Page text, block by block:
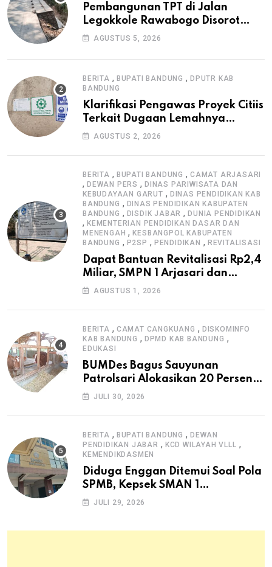
Pembangunan TPT di Jalan
Legokkole Rawabogo Disorot
Warga, Selesai Tanpa Papan
AGUSTUS 5, 2026
BERITA , BUPATI BANDUNG ,DPUTR KAB
BANDUNG
Klarifikasi Pengawas Proyek Citiis
Terkait Dugaan Lemahnya
Pengawasan K3
AGUSTUS 2, 2026
BERITA , BUPATI BANDUNG ,CAMAT ARJASARI
, DEWAN PERS , DINAS PARIWISATA DAN
KEBUDAYAAN GARUT , DINAS PENDIDIKAN KAB
BANDUNG , DINAS PENDIDIKAN KABUPATEN
BANDUNG , DISDIK JABAR ,DUNIA PENDIDIKAN
, KEMENTERIAN PENDIDIKAN DASAR DAN
MENENGAH ,KESBANGPOL KABUPATEN
BANDUNG , P2SP , PENDIDIKAN , REVITALISASI
Dapat Bantuan Revitalisasi Rp2,4
Miliar, SMPN 1 Arjasari dan
Masyarakat Sambut Antusias
AGUSTUS 1, 2026
BERITA , CAMAT CANGKUANG , DISKOMINFO
KAB BANDUNG , DPMD KAB BANDUNG ,
EDUKASI
BUMDes Bagus Sauyunan
Patrolsari Alokasikan 20 Persen
Dana Desa untuk Ketahanan
JULI 30, 2026
BERITA , BUPATI BANDUNG ,DEWAN
PENDIDIKAN JABAR , KCD WILAYAH VLLL ,
KEMENDIKDASMEN
Diduga Enggan Ditemui Soal Pola
SPMB, Kepsek SMAN 1
Dayeuhkolot Dikeluhkan Orang
JULI 29, 2026